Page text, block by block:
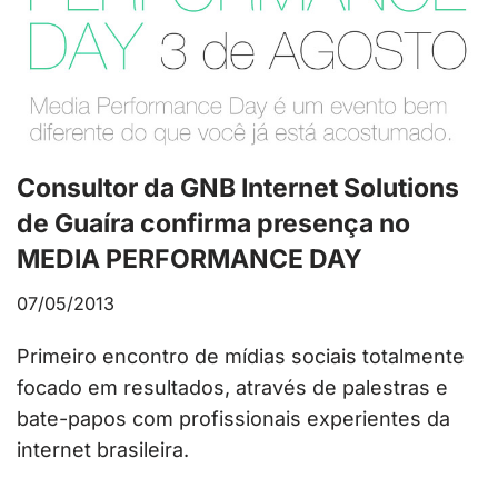
Consultor da GNB Internet Solutions
de Guaíra confirma presença no
MEDIA PERFORMANCE DAY
07/05/2013
Primeiro encontro de mídias sociais totalmente
focado em resultados, através de palestras e
bate-papos com profissionais experientes da
internet brasileira.